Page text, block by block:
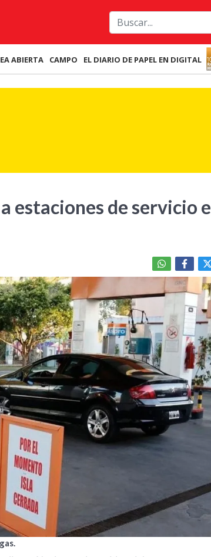
ABIERTA CAMPO EL DIARIO DE PAPEL EN DIGITAL
estaciones de servicio e